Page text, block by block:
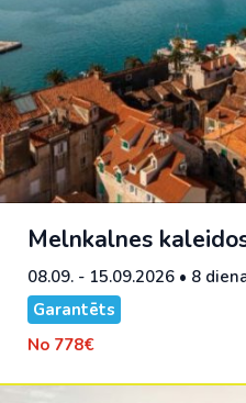
Melnkalnes
08.09. - 15.09.2026 • 8
Garantēts
No 778€